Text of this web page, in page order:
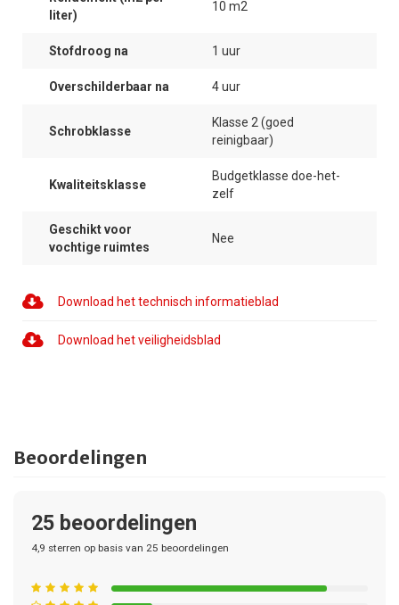
liter)
10 m2
Stofdroog na 1 uur
Overschilderbaar na 4 uur
Schrobklasse
Klasse 2 (goed
reinigbaar)
Kwaliteitsklasse
Budgetklasse doe-het-
zelf
Geschikt voor
vochtige ruimtes
Nee
Download het technisch informatieblad
Download het veiligheidsblad
Beoordelingen
25 beoordelingen
4,9 sterren op basis van 25 beoordelingen